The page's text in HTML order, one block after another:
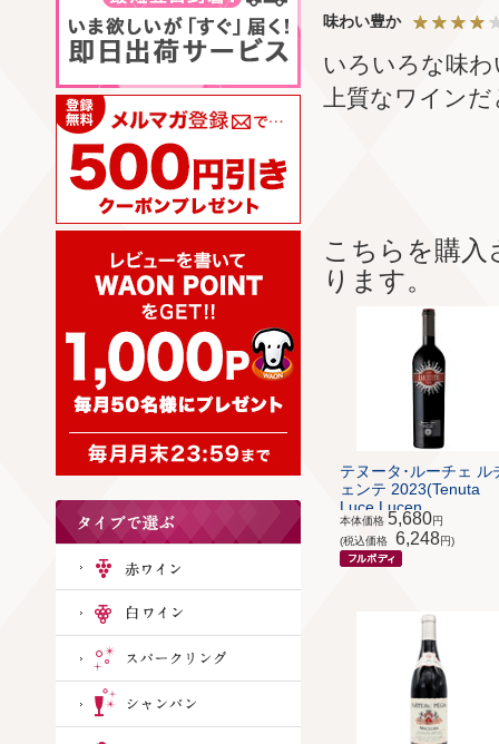
味わい豊か
いろいろな味
上質なワイン
こちらを購
ります。
テヌータ･ルーチェ ル
ェンテ 2023(Tenuta
Luce Lucen...
本体価格 5,680円
(税込価格
6,248円)